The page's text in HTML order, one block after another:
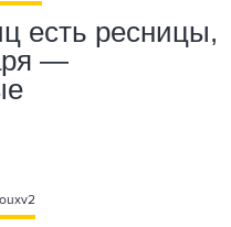
есть ресницы,
—